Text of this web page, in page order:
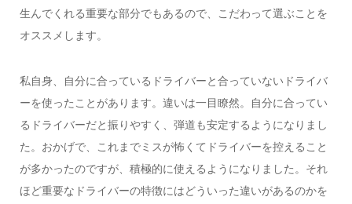
生んでくれる重要な部分でもあるので、こだわって選ぶことを
オススメします。
私自身、自分に合っているドライバーと合っていないドライバ
ーを使ったことがあります。違いは一目瞭然。自分に合ってい
るドライバーだと振りやすく、弾道も安定するようになりまし
た。おかげで、これまでミスが怖くてドライバーを控えること
が多かったのですが、積極的に使えるようになりました。それ
ほど重要なドライバーの特徴にはどういった違いがあるのかを